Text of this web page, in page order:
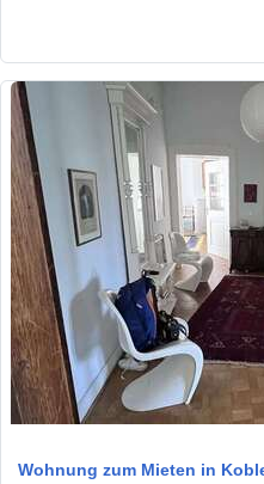
Wohnung zum Mieten in